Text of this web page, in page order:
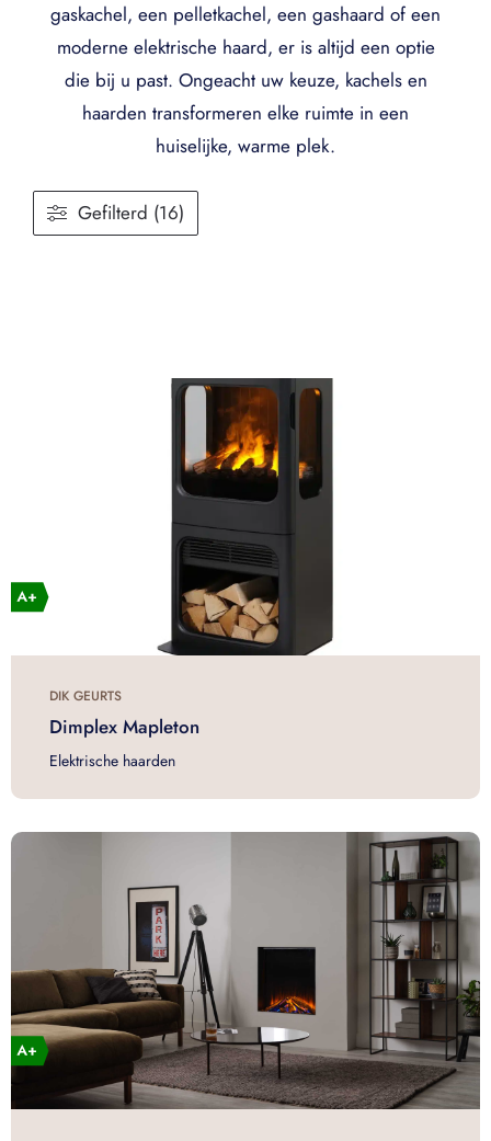
gaskachel, een pelletkachel, een gashaard of een
moderne elektrische haard, er is altijd een optie
die bij u past. Ongeacht uw keuze, kachels en
haarden transformeren elke ruimte in een
huiselijke, warme plek.
Gefilterd (16)
DIK GEURTS
Dimplex Mapleton
Elektrische haarden